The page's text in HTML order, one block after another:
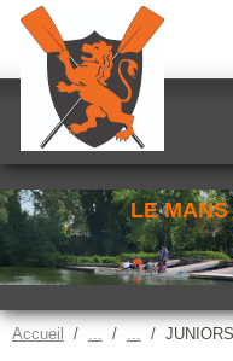
LE MANS
Accueil
Panneau de gestion des